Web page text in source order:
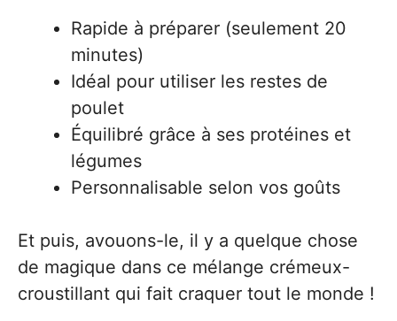
Rapide à préparer (seulement 20
minutes)
Idéal pour utiliser les restes de
poulet
Équilibré grâce à ses protéines et
légumes
Personnalisable selon vos goûts
Et puis, avouons-le, il y a quelque chose
de magique dans ce mélange crémeux-
croustillant qui fait craquer tout le monde !